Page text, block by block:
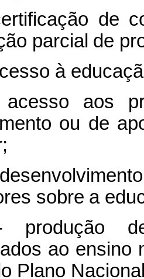
de
parcial de
à
aos
ou de
desenvolvimento
sobre a
produção
ao ensino
Plano